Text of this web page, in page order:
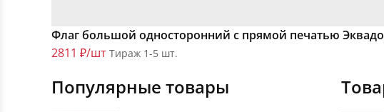
Флаг большой односторонний с прямой печатью
2811 ₽/шт Тираж 1-5 шт.
Популярные товары